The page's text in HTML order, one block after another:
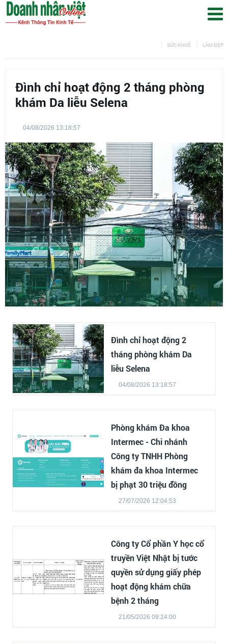
SỨC KHOẺ LÀM ĐẸP
Đình chỉ hoạt động 2 tháng phòng
khám Da liễu Selena
04/08/2026 13:18:57
Đình chỉ hoạt động 2
tháng phòng khám Da
liễu Selena
04/08/2026 13:18:57
Phòng khám Đa khoa
Intermec - Chi nhánh
Công ty TNHH Phòng
khám đa khoa Intermec
bị phạt 30 triệu đồng
27/07/2026 12:04:53
Công ty Cổ phần Y học cổ
truyền Việt Nhật bị tước
quyền sử dụng giấy phép
hoạt động khám chữa
bệnh 2 tháng
21/05/2026 09:24:00